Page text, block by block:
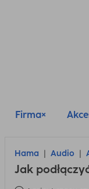
Firma
Hama Audio
Jak